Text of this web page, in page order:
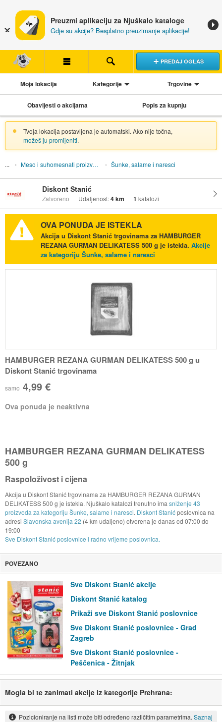
Preuzmi aplikaciju za Njuškalo kataloge
Gdje su akcije? Besplatno preuzimanje aplikacije!
PREDAJ OGLAS
Moja lokacija Kategorije Trgovine
Obavijesti o akcijama Popis za kupnju
Tvoja lokacija postavljena je automatski. Ako nije točna,
možeš ju promijeniti.
Meso i suhomesnati proizvodi Šunke, salame i naresci
Diskont Stanić
Zatvoreno Udaljenost:4 km 1 katalozi
OVA PONUDA JE ISTEKLA
Akcija u Diskont Stanić trgovinama za HAMBURGER
REZANA GURMAN DELIKATESS 500 g je istekla. Akcije
za kategoriju Šunke, salame i naresci
HAMBURGER REZANA GURMAN DELIKATESS 500 g u
Diskont Stanić trgovinama
samo 4,99 €
Ova ponuda je neaktivna
HAMBURGER REZANA GURMAN DELIKATESS
500 g
Raspoloživost i cijena
Akcija u Diskont Stanić trgovinama za HAMBURGER REZANA GURMAN
DELIKATESS 500 g je istekla. Njuškalo katalozi trenutno ima sniženje 43
proizvoda za kategoriju Šunke, salame i naresci. Diskont Stanićposlovnica na
adresi Slavonska avenija 22 (4 km udaljeno) otvorena je danas od 07:00 do
19:00
Sve Diskont Stanić poslovnice i radno vrijeme poslovnica.
POVEZANO
Sve Diskont Stanić akcije
Diskont Stanić katalog
Prikaži sve Diskont Stanić poslovnice
Sve Diskont Stanić poslovnice - Grad
Zagreb
Sve Diskont Stanić poslovnice -
Peščenica - Žitnjak
Mogla bi te zanimati akcije iz kategorije Prehrana:
Pozicioniranje na listi može biti određeno različitim parametrima. Saznaj